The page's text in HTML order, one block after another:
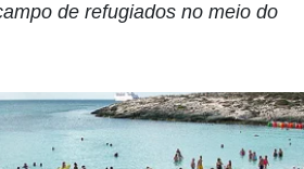
de refugiados no meio do